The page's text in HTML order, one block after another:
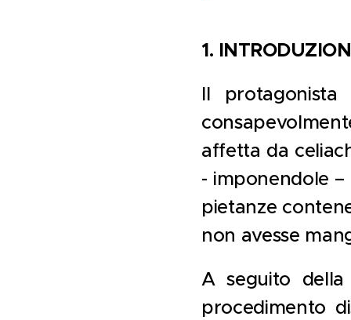
1.
Il
affetta da
- imponendole
pietanze
non avesse
A seguito
procedimento